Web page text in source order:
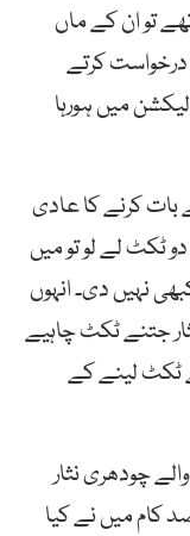
تو ان کے ماں
کرتے
میں ہورہا
بات کرنے کا عادی
ٹکٹ لے لو تو میں
نہیں دی۔ انہوں
جتنے ٹکٹ چاہیے
ٹکٹ لینے کے
چودھری نثار
کہا کہ ٹیکسلا میں 80 فیصد کام میں نے کیا